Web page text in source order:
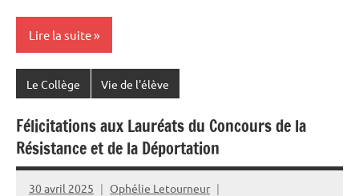
Lire la suite
Le Collège Vie de l'élève
Félicitations aux Lauréats du Concours de la
Résistance et de la Déportation
30 avril 2025 Ophélie Letourneur